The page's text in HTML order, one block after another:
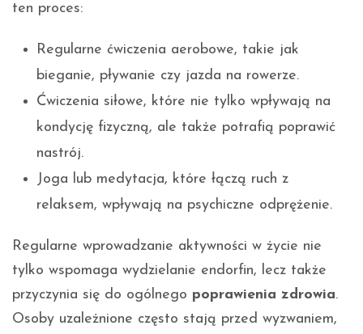
ten proces:
Regularne ćwiczenia aerobowe, takie jak
bieganie, pływanie czy jazda na rowerze.
Ćwiczenia siłowe, które nie tylko wpływają na
kondycję fizyczną, ale także potrafią poprawić
nastrój.
Joga lub medytacja, które łączą ruch z
relaksem, wpływają na psychiczne odprężenie.
Regularne wprowadzanie aktywności w życie nie
tylko wspomaga wydzielanie endorfin, lecz także
przyczynia się do ogólnego poprawienia zdrowia.
Osoby uzależnione często stają przed wyzwaniem,